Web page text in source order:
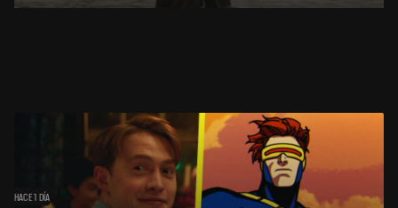
HACE 1 DÍA